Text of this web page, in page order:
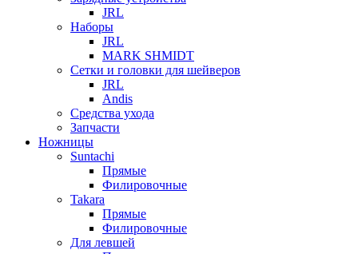
JRL
Наборы
JRL
MARK SHMIDT
Сетки и головки для шейверов
JRL
Andis
Средства ухода
Запчасти
Ножницы
Suntachi
Прямые
Филировочные
Takara
Прямые
Филировочные
Для левшей